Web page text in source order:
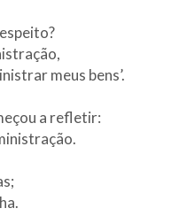
meus bens’.
a refletir: